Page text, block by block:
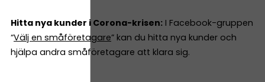
Hitta nya kunder i Corona-krisen: I Facebook-gruppen
“Välj en småföretagare” kan du hitta nya kunder och
hjälpa andra småföretagare att klara sig.